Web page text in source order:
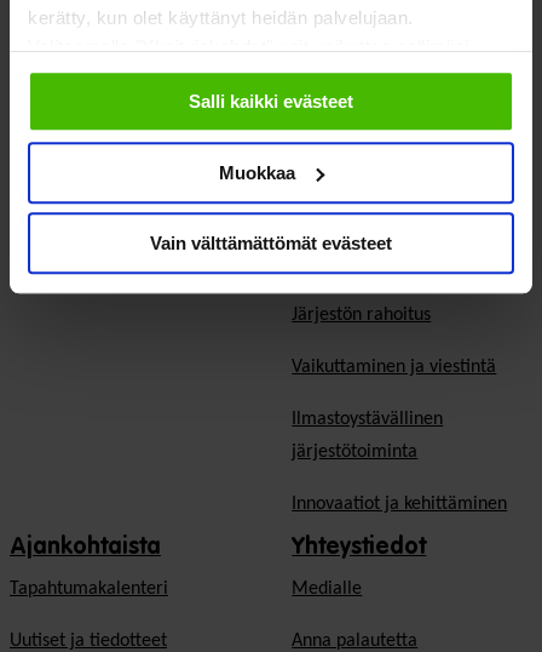
kerätty, kun olet käyttänyt heidän palvelujaan.
Valitsemalla "Yksityiskohdat" voit vaikuttaa sallimiisi
evästeisiin.
Salli kaikki evästeet
Muokkaa
Vain välttämättömät evästeet
Europarlamenttivaalit
Sosiaali- ja terveysjärjestöt Jäsen­edut ja -palvelut
Vaikuttavuus järjestöissä
Järjestön rahoitus
Vaikuttaminen ja viestintä
Ilmastoystävällinen
järjestötoiminta
Innovaatiot ja kehittäminen
Ajankohtaista
Tapahtumakalenteri
Uutiset ja tiedotteet
Yhteystiedot
Medialle
Anna palautetta